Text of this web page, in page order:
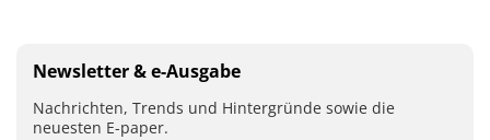
Newsletter & e-Ausgabe
Nachrichten, Trends und Hintergründe sowie die
neuesten E-paper.